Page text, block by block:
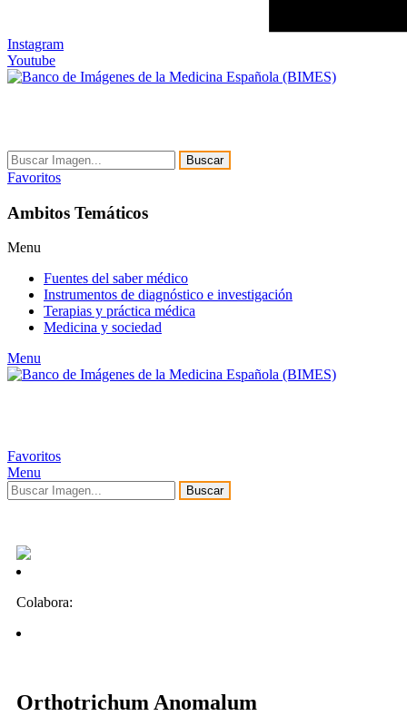
Instagram
Youtube
Buscar
Favoritos
Ambitos Temáticos
Menu
Fuentes del saber médico
Instrumentos de diagnóstico e investigación
Terapias y práctica médica
Medicina y sociedad
Menu
Favoritos
Menu
Buscar
Colabora:
Orthotrichum Anomalum